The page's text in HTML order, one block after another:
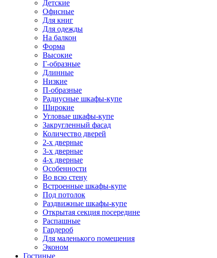
Детские
Офисные
Для книг
Для одежды
На балкон
Форма
Высокие
Г-образные
Длинные
Низкие
П-образные
Радиусные шкафы-купе
Широкие
Угловые шкафы-купе
Закругленный фасад
Количество дверей
2-х дверные
3-х дверные
4-х дверные
Особенности
Во всю стену
Встроенные шкафы-купе
Под потолок
Раздвижные шкафы-купе
Открытая секция посередине
Распашные
Гардероб
Для маленького помещения
Эконом
Гостиные